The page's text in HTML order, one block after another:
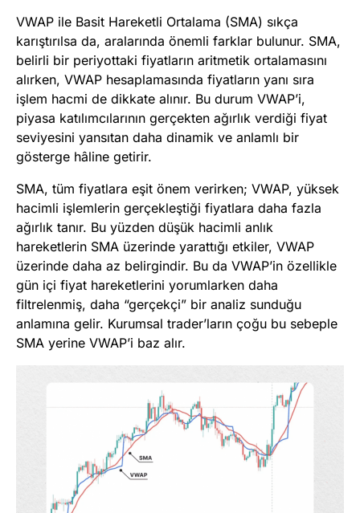
VWAP ile Basit Hareketli Ortalama (SMA) sıkça
karıştırılsa da, aralarında önemli farklar bulunur. SMA,
belirli bir periyottaki fiyatların aritmetik ortalamasını
alırken, VWAP hesaplamasında fiyatların yanı sıra
işlem hacmi de dikkate alınır. Bu durum VWAP’i,
piyasa katılımcılarının gerçekten ağırlık verdiği fiyat
seviyesini yansıtan daha dinamik ve anlamlı bir
gösterge hâline getirir.
SMA, tüm fiyatlara eşit önem verirken; VWAP, yüksek
hacimli işlemlerin gerçekleştiği fiyatlara daha fazla
ağırlık tanır. Bu yüzden düşük hacimli anlık
hareketlerin SMA üzerinde yarattığı etkiler, VWAP
üzerinde daha az belirgindir. Bu da VWAP’in özellikle
gün içi fiyat hareketlerini yorumlarken daha
filtrelenmiş, daha “gerçekçi” bir analiz sunduğu
anlamına gelir. Kurumsal trader’ların çoğu bu sebeple
SMA yerine VWAP’i baz alır.